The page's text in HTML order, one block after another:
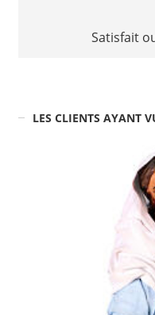
Satisfait
LES CLIENTS AYANT